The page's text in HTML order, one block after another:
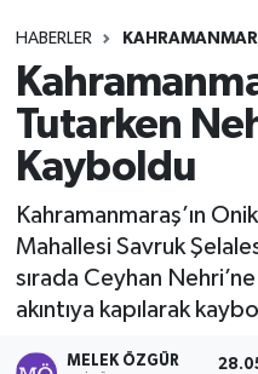
HABERLER
Tutarken
Kayboldu
Kahramanmaraş’ın
Mahallesi Savruk
sırada Ceyhan
akıntıya kapılarak
MELEK ÖZGÜR
Güncel
Gündem
Magazin
Politika
Sağlık
Süper Lig Puan
Tüm Manşetler
Son Dakika Haberleri
Haber Arşivi